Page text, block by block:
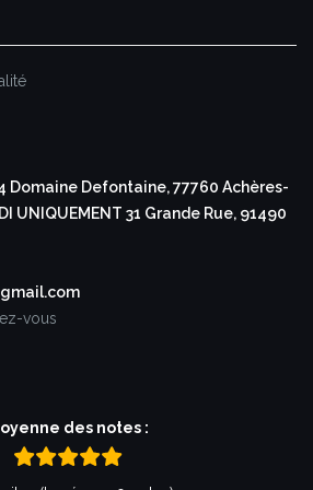
Domaine Defontaine,77760 Achères-
UNIQUEMENT 31 Grande Rue, 91490
vous
des notes :